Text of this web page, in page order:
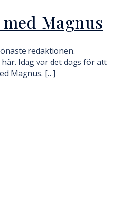
Magnus
redaktionen.
Idag var det dags för att
Magnus. […]